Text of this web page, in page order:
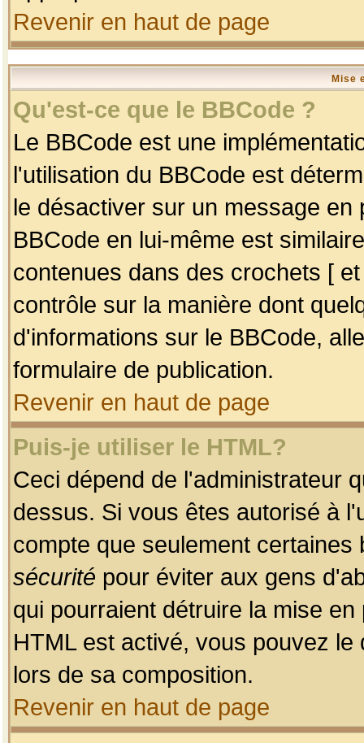
Revenir en haut de page
Mise
Qu'est-ce que le BBCode ?
Le BBCode est une
l'utilisation du BBCode est
le désactiver sur un message
BBCode en lui-même est
contenues dans des crochets [
contrôle sur la manière dont
d'informations sur le BBCode,
formulaire de publication.
Revenir en haut de page
Puis-je utiliser le HTML?
Ceci dépend de l'administrateur
dessus. Si vous êtes autorisé à
compte que seulement
sécurité pour éviter aux gens
qui pourraient détruire la mise
HTML est activé, vous pouvez
lors de sa composition.
Revenir en haut de page